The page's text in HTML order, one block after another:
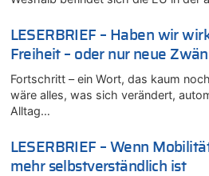
08.08.2026 - 10:21 von Hugo
In Belgien missachten zwei von
Tempolimit in 30er-Zonen –
Wie kam es zur Ceuta-Krise?
08.08.2026 - 09:27 von Ermitler zu
Eschweiler: 16-Jähriger soll seine
08.08.2026 - 09:24 von Ermitler zu
Mehrere Menschen in Londons City
LESERBRIEF – Haben wir
Freiheit – oder nur neue
Fortschritt – ein Wort, das kaum
wäre alles, was sich verändert,
Alltag…
LESERBRIEF – Wenn
mehr selbstverständlich ist